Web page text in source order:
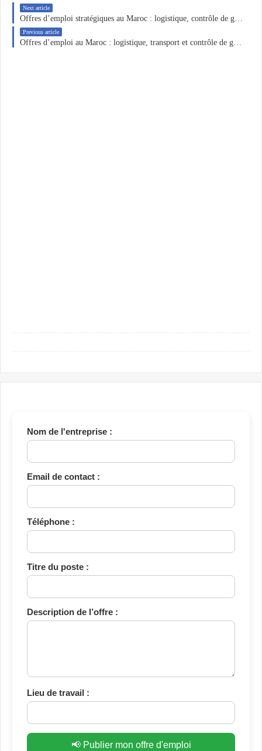
Next article
Previous article
Nom de l'entreprise :
Email de contact :
Téléphone :
Titre du poste :
Description de l’offre :
Lieu de travail :
📢 Publier mon offre d'emploi